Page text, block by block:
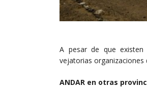
A pesar de que existen
vejatorias organizaciones
ANDAR en otras